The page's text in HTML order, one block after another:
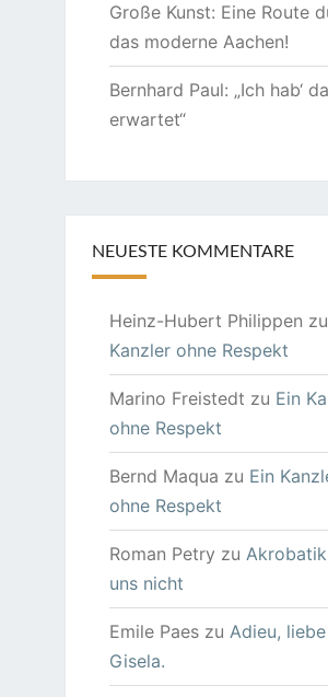
Große Kunst: Eine Route
das moderne Aachen!
Bernhard Paul: „Ich hab‘
erwartet“
NEUESTE KOMMENTARE
Heinz-Hubert Philippen zu
Kanzler ohne Respekt
Marino Freistedt zu Ein
ohne Respekt
Bernd Maqua zu Ein
ohne Respekt
Roman Petry zu
uns nicht
Emile Paeszu Adieu, liebe
Gisela.